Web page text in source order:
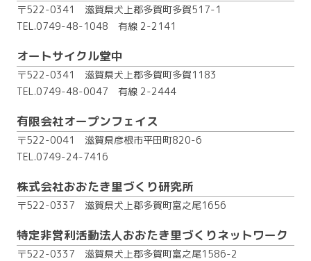
〒522-0341 滋賀県犬上郡多賀町多賀517-1
TEL.0749-48-1048
有線 2-2141
オートサイクル堂中
〒522-0341 滋賀県犬上郡多賀町多賀1183
TEL.0749-48-0047
有線 2-2444
有限会社オープンフェイス
〒522-0041 滋賀県彦根市平田町820-6
TEL.0749-24-7416
株式会社おおたき里づくり研究所
〒522-0337 滋賀県犬上郡多賀町富之尾1656
特定非営利活動法人おおたき里づくりネットワーク
〒522-0337 滋賀県犬上郡多賀町富之尾1586-2